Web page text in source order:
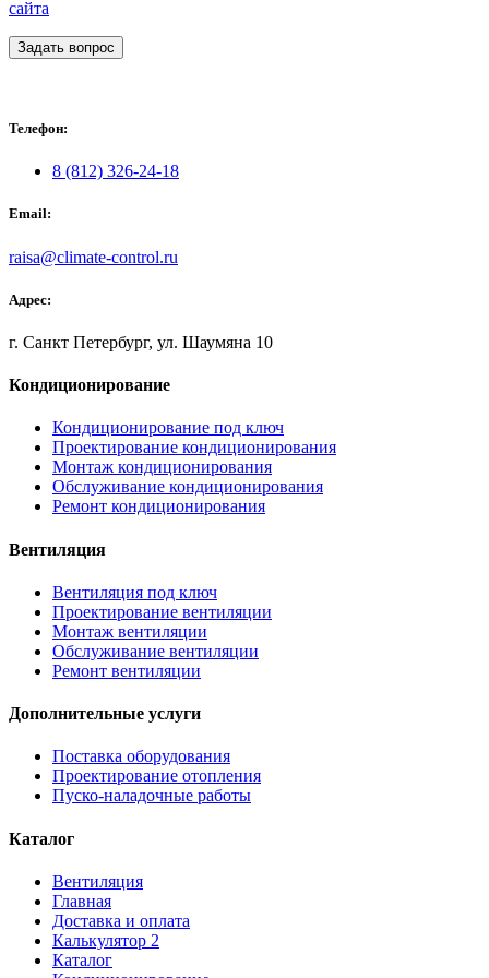
сайта
Задать вопрос
Телефон:
8 (812) 326-24-18
Email:
raisa@climate-control.ru
Адрес:
г. Санкт Петербург, ул. Шаумяна 10
Кондиционирование
Кондиционирование под ключ
Проектирование кондиционирования
Монтаж кондиционирования
Обслуживание кондиционирования
Ремонт кондиционирования
Вентиляция
Вентиляция под ключ
Проектирование вентиляции
Монтаж вентиляции
Обслуживание вентиляции
Ремонт вентиляции
Дополнительные услуги
Поставка оборудования
Проектирование отопления
Пуско-наладочные работы
Каталог
Вентиляция
Главная
Доставка и оплата
Калькулятор 2
Каталог